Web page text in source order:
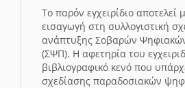
Το παρόν εγχειρίδιο αποτελεί
εισαγωγή στη συλλογιστική
ανάπτυξης Σοβαρών
(ΣΨΠ). Η αφετηρία του
βιβλιογραφικό κενό που
σχεδίασης παραδοσιακών